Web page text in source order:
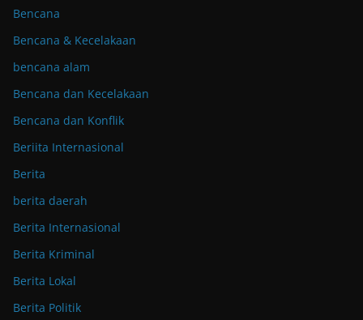
Bencana
Bencana & Kecelakaan
bencana alam
Bencana dan Kecelakaan
Bencana dan Konflik
Beriita Internasional
Berita
berita daerah
Berita Internasional
Berita Kriminal
Berita Lokal
Berita Politik